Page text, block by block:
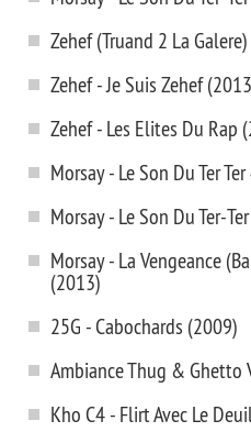
Zehef (Truand 2 La
Zehef - Je Suis Zehef
Zehef - Les Elites Du Rap
Morsay - Le Son Du Ter
Morsay - Le Son Du Ter-
Morsay - La Vengeance
(2013)
25G - Cabochards (2009)
Ambiance Thug & Ghetto
Kho C4 - Flirt Avec Le